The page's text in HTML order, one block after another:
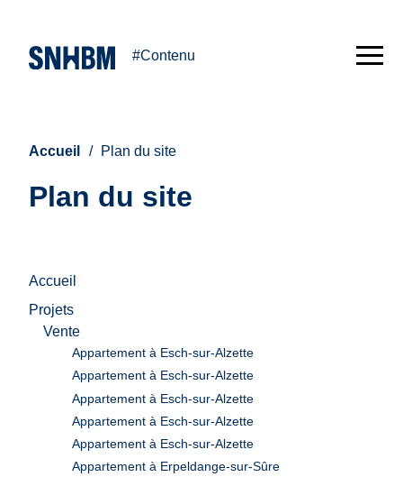
#Contenu
Accueil Plan du site
Plan du site
Accueil
Projets
Vente
Appartement à Esch-sur-Alzette
Appartement à Esch-sur-Alzette
Appartement à Esch-sur-Alzette
Appartement à Esch-sur-Alzette
Appartement à Esch-sur-Alzette
Appartement à Erpeldange-sur-Sûre